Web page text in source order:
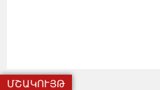
ՄՇԱԿՈՒՅԹ